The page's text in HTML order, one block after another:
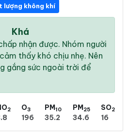
lượng không khí
Khá
nhận được. Nhóm người
thấy khó chịu nhẹ. Nên
gắng sức ngoài trời để
2 O3
196
PM10
35.2
PM25
34.6
SO2
16